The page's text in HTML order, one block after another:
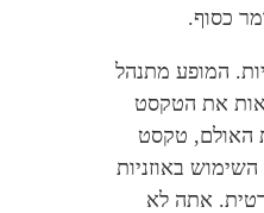
כסוף.
המופע מתנהל
את הטקסט
האולם, טקסט
באוזניות
אתה לא